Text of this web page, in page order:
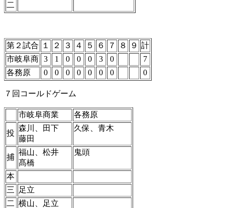
二
第２試合 １ ２ ３ ４ ５ ６ ７ ８ ９ 計
市岐阜商 3 1 0 0 0 3 0
7
各務原
0 0 0 0 0 0 0 0
７回コールドゲーム
市岐阜商業 各務原
投
森川、田下
藤田
久保、青木
捕
福山、松井
髙橋
鬼頭
本
三
足立
二 横山、足立